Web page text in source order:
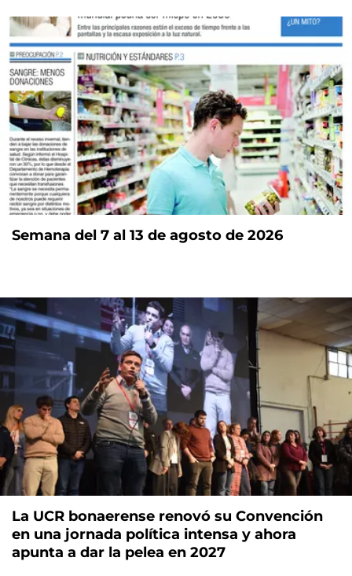
Semana del 7 al 13 de agosto de 2026
La UCR bonaerense renovó su Convención
en una jornada política intensa y ahora
apunta a dar la pelea en 2027